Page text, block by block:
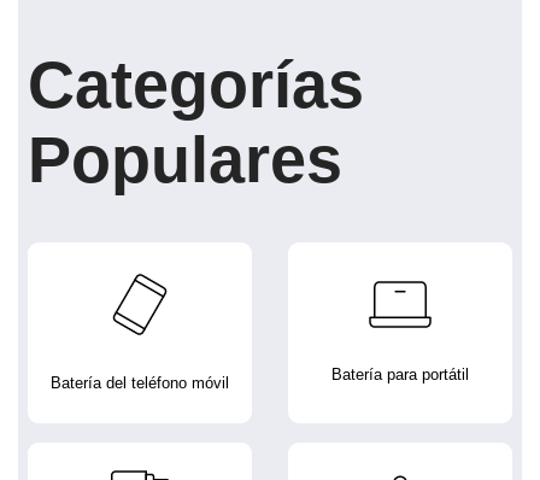
Categorías
Populares
Batería del teléfono móvil Batería para portátil